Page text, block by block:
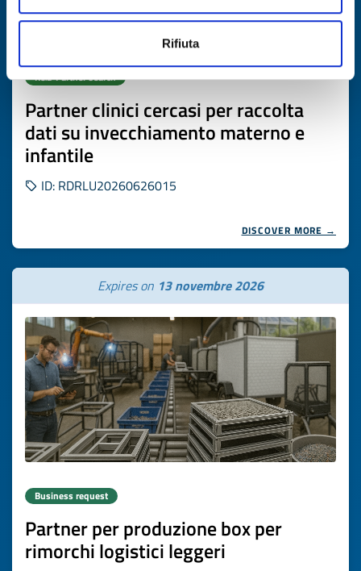
Rifiuta
R&D Partner search
Partner clinici cercasi per raccolta
dati su invecchiamento materno e
infantile
ID: RDRLU20260626015
DISCOVER MORE →
Expires on 13 novembre 2026
Business request
Partner per produzione box per
rimorchi logistici leggeri